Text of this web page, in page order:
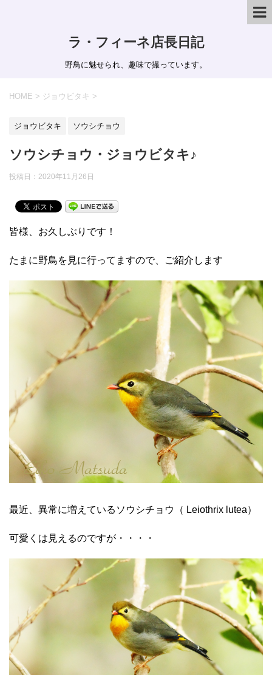
ラ・フィーネ店長日記
野鳥に魅せられ、趣味で撮っています。
HOME > ジョウビタキ >
ジョウビタキ ソウシチョウ
ソウシチョウ・ジョウビタキ♪
投稿日： 2020年11月26日
皆様、お久しぶりです！
たまに野鳥を見に行ってますので、ご紹介します
最近、異常に増えているソウシチョウ（ Leiothrix lutea）
可愛くは見えるのですが・・・・